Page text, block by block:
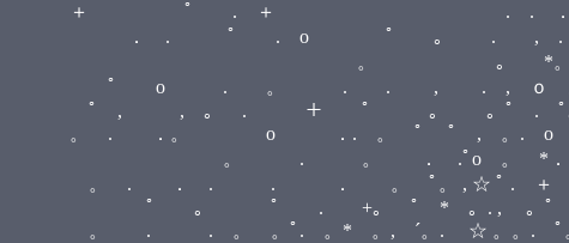
＋ ﾟ . ＋ . . ．ﾟ .ﾟ。ﾟ 。 ,ﾟ
． . ﾟ . o ﾟ 。 . , . .o 。 * .
。 ｡ *。, + 。. o ﾟ
ﾟ o . 。 . . , . , ｏ 。ﾟ. ,ﾟ
ﾟ , , 。 . ＋ ﾟ 。 。ﾟ . ﾟ。 , ☆
。 . ．。 o ．. 。 ﾟ ﾟ , 。. o 。
。 . 。 ． .ﾟo 。 *． 。
。 . ． . . ． 。 ﾟ。 , ☆ ﾟ . ＋
ﾟ 。 ﾟ . +。 ﾟ * 。. , 。ﾟ
。 . . 。 。ﾟ. 。* 。, ´。. ☆ 。